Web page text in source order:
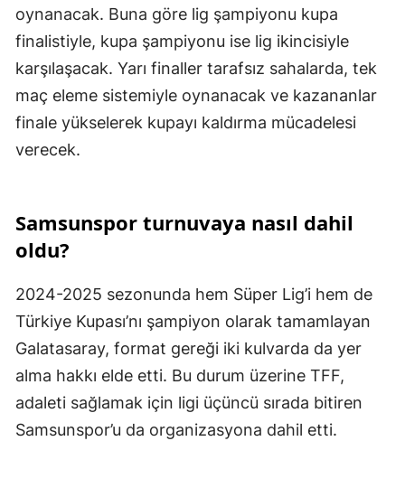
oynanacak. Buna göre lig şampiyonu kupa
finalistiyle, kupa şampiyonu ise lig ikincisiyle
karşılaşacak. Yarı finaller tarafsız sahalarda, tek
maç eleme sistemiyle oynanacak ve kazananlar
finale yükselerek kupayı kaldırma mücadelesi
verecek.
Samsunspor turnuvaya nasıl dahil
oldu?
2024-2025 sezonunda hem Süper Lig’i hem de
Türkiye Kupası’nı şampiyon olarak tamamlayan
Galatasaray, format gereği iki kulvarda da yer
alma hakkı elde etti. Bu durum üzerine TFF,
adaleti sağlamak için ligi üçüncü sırada bitiren
Samsunspor’u da organizasyona dahil etti.